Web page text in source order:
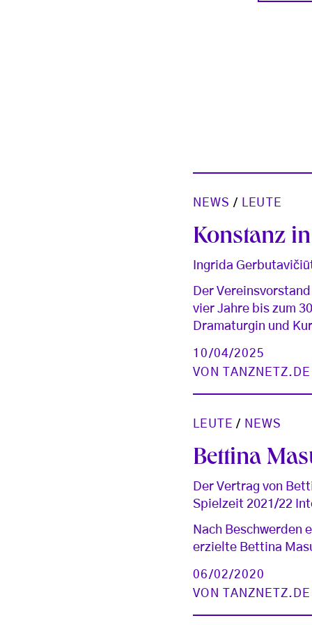
NEWS / LEUTE
Konstanz
Ingrida
Der
vier Jahre bis zum
Dramaturgin und
10/04/2025
VON
LEUTE / NEWS
Bettina
Der Vertrag von
Spielzeit 2021/22
Nach Beschwerden
erzielte Bettina
06/02/2020
VON